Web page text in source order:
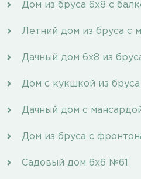
Дом из бруса 6х8 с
Летний дом из бруса с
Дачный дом 6х8 из
Дом с кукшкой из
Дачный дом с
Дом из бруса с
Садовый дом 6х6 №61